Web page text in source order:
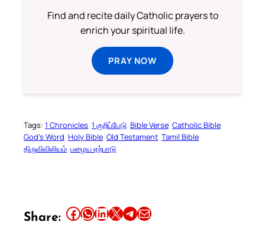
Find and recite daily Catholic prayers to
enrich your spiritual life.
PRAY NOW
Tags: 1 Chronicles 1 குறிப்பேடு Bible Verse Catholic Bible
God’s Word Holy Bible Old Testament Tamil Bible
திருவிவிலியம் பழைய ஏற்பாடு
Share: Share this article on Facebook Share this article on WhatsApp Share this article on LinkedIn Share this article on X Share this article on TelegramEmail this Article